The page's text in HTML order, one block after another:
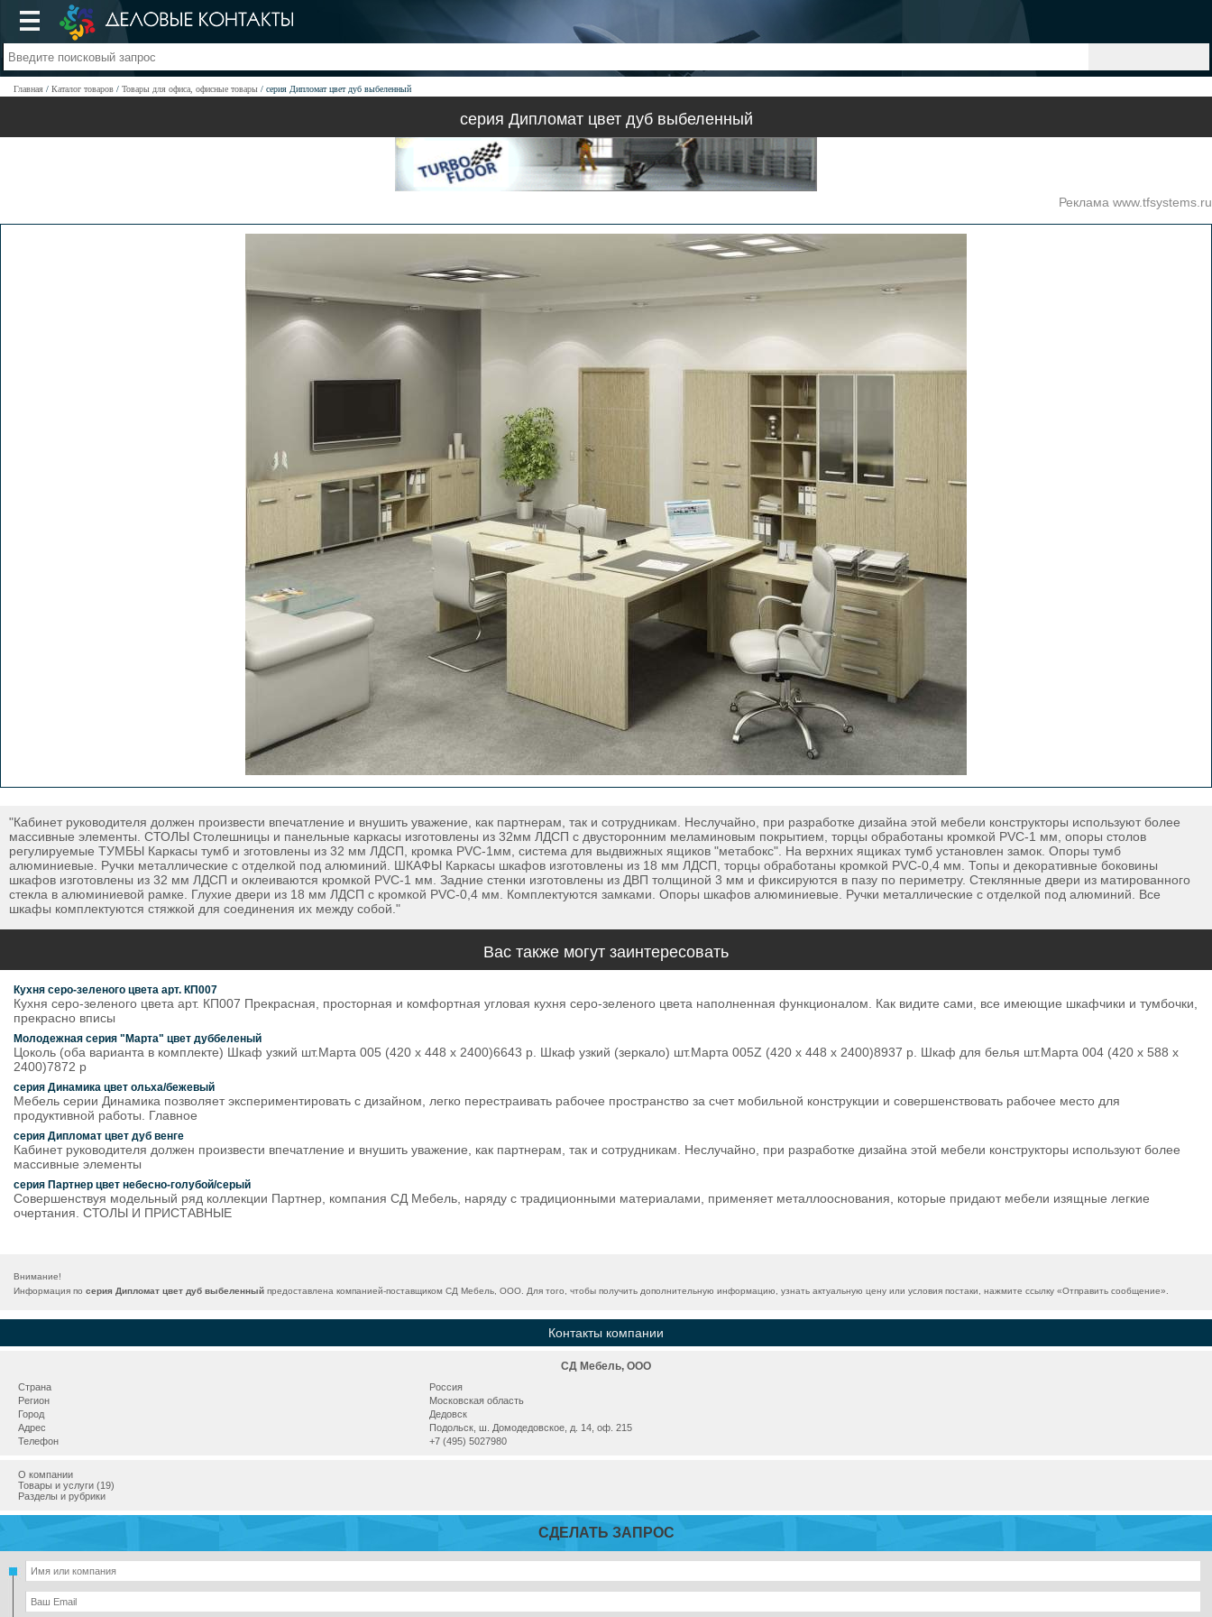
Главная Каталог товаров Товары для офиса, офисные товары серия Дипломат цвет дуб выбеленный
серия Дипломат цвет дуб выбеленный
Реклама www.tfsystems.ru
"Кабинет руководителя должен произвести впечатление и внушить уважение, как партнерам, так и сотрудникам. Неслучайно, при разработке дизайна этой мебели конструкторы используют более
массивные элементы. СТОЛЫ Столешницы и панельные каркасы изготовлены из 32мм ЛДСП с двусторонним меламиновым покрытием, торцы обработаны кромкой PVC-1 мм, опоры столов
регулируемые ТУМБЫ Каркасы тумб и зготовлены из 32 мм ЛДСП, кромка PVC-1мм, система для выдвижных ящиков "метабокс". На верхних ящиках тумб установлен замок. Опоры тумб
алюминиевые. Ручки металлические с отделкой под алюминий. ШКАФЫ Каркасы шкафов изготовлены из 18 мм ЛДСП, торцы обработаны кромкой PVC-0,4 мм. Топы и декоративные боковины
шкафов изготовлены из 32 мм ЛДСП и оклеиваются кромкой PVC-1 мм. Задние стенки изготовлены из ДВП толщиной 3 мм и фиксируются в пазу по периметру. Стеклянные двери из матированного
стекла в алюминиевой рамке. Глухие двери из 18 мм ЛДСП с кромкой PVC-0,4 мм. Комплектуются замками. Опоры шкафов алюминиевые. Ручки металлические с отделкой под алюминий. Все
шкафы комплектуются стяжкой для соединения их между собой."
Вас также могут заинтересовать
Кухня серо-зеленого цвета арт. КП007
Кухня серо-зеленого цвета арт. КП007 Прекрасная, просторная и комфортная угловая кухня серо-зеленого цвета наполненная функционалом. Как видите сами, все имеющие шкафчики и тумбочки,
прекрасно вписы
Молодежная серия "Марта" цвет дуббеленый
Цоколь (оба варианта в комплекте) Шкаф узкий шт.Марта 005 (420 х 448 х 2400)6643 р. Шкаф узкий (зеркало) шт.Марта 005Z (420 х 448 х 2400)8937 р. Шкаф для белья шт.Марта 004 (420 х 588 х
2400)7872 р
серия Динамика цвет ольха/бежевый
Мебель серии Динамика позволяет экспериментировать с дизайном, легко перестраивать рабочее пространство за счет мобильной конструкции и совершенствовать рабочее место для
продуктивной работы. Главное
серия Дипломат цвет дуб венге
Кабинет руководителя должен произвести впечатление и внушить уважение, как партнерам, так и сотрудникам. Неслучайно, при разработке дизайна этой мебели конструкторы используют более
массивные элементы
серия Партнер цвет небесно-голубой/серый
Совершенствуя модельный ряд коллекции Партнер, компания СД Мебель, наряду с традиционными материалами, применяет металлооснования, которые придают мебели изящные легкие
очертания. СТОЛЫ И ПРИСТАВНЫЕ
Внимание!
Информация по серия Дипломат цвет дуб выбеленный предоставлена компанией-поставщиком СД Мебель, ООО. Для того, чтобы получить дополнительную информацию, узнать актуальную цену или условия постаки, нажмите ссылку «Отправить сообщение».
Контакты компании
СД Мебель, ООО
Страна
Россия
Регион
Московская область
Город
Дедовск
Адрес
Подольск, ш. Домодедовское, д. 14, оф. 215
Телефон
+7 (495) 5027980
О компании
Товары и услуги (19)
Разделы и рубрики
СДЕЛАТЬ ЗАПРОС